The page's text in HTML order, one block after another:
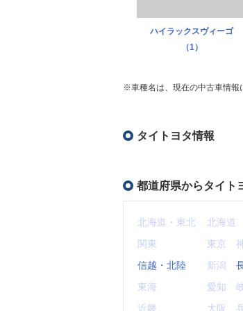
ハイラックスヴィーゴ
（1）
※車種名は、現在の中古車情報
タイトヨタ情報
都道府県からタイト
北海道・東北 北海道
関東
東京
信越・北陸
新潟
東海
愛知
近畿
大阪